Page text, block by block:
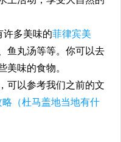
许多美味的菲律宾美
鱼丸汤等等。你可以去
味的食物。
可以参考我们之前的文
（杜马盖地当地有什